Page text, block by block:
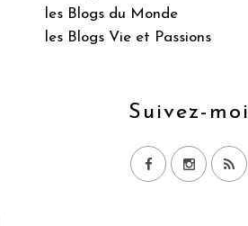
les Blogs du Monde
les Blogs Vie et Passions
Suivez-moi